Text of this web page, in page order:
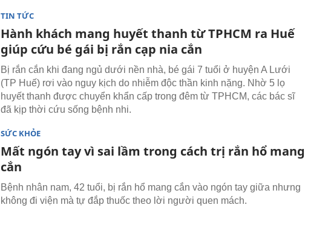
TIN TỨC
Hành khách mang huyết thanh từ TPHCM ra Huế
giúp cứu bé gái bị rắn cạp nia cắn
Bị rắn cắn khi đang ngủ dưới nền nhà, bé gái 7 tuổi ở huyện A Lưới
(TP Huế) rơi vào nguy kịch do nhiễm độc thần kinh nặng. Nhờ 5 lọ
huyết thanh được chuyển khẩn cấp trong đêm từ TPHCM, các bác sĩ
đã kịp thời cứu sống bệnh nhi.
SỨC KHỎE
Mất ngón tay vì sai lầm trong cách trị rắn hổ mang
cắn
Bệnh nhân nam, 42 tuổi, bị rắn hổ mang cắn vào ngón tay giữa nhưng
không đi viện mà tự đắp thuốc theo lời người quen mách.